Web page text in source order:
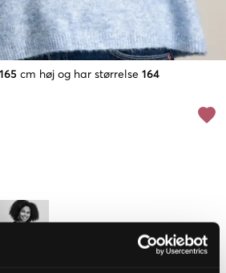
165 cm høj og har størrelse 164